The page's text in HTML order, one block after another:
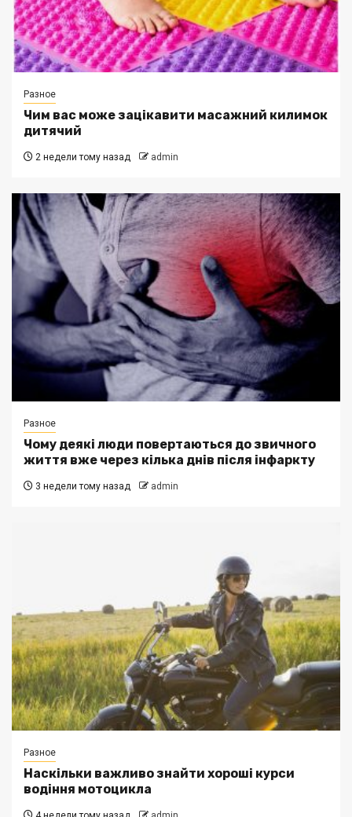
Разное
Чим вас може зацікавити масажний килимок
дитячий
2 недели тому назад admin
Разное
Чому деякі люди повертаються до звичного
життя вже через кілька днів після інфаркту
3 недели тому назад admin
Разное
Наскільки важливо знайти хороші курси
водіння мотоцикла